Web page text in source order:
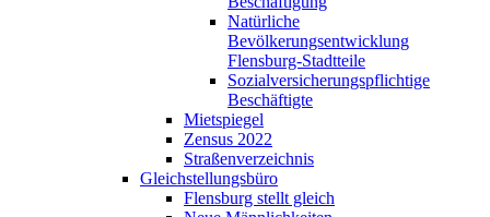
Natürliche
Bevölkerungsentwicklung
Flensburg-Stadtteile
Sozialversicherungspflichtige
Beschäftigte
Mietspiegel
Zensus 2022
Straßenverzeichnis
Gleichstellungsbüro
Flensburg stellt gleich